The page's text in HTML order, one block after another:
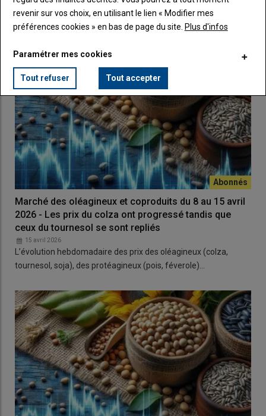
Marché des oléagineux et coproduits du 8 au 15 avril
2026 - Les prix du colza ont progressé tandis que
ceux du tournesol se sont repliés
15 avril 2026
L’évolution hebdomadaire des prix des oléagineux (colza,
tournesol, soja), des protéagineux (pois, féverole)…
revenir sur vos choix, en utilisant le lien « Modifier mes
préférences cookies » en bas de page du site. Plus d'infos
Paramétrer mes cookies
Tout refuser Tout accepter